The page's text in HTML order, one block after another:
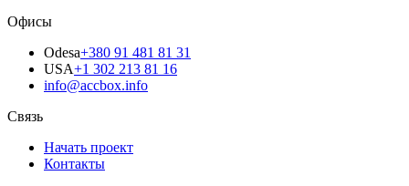
Офисы
Odesa+380 91 481 81 31
USA+1 302 213 81 16
info@accbox.info
Связь
Начать проект
Контакты